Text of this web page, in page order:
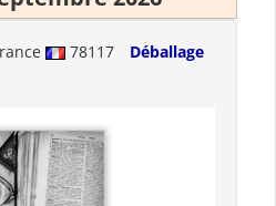
78117
Déballage